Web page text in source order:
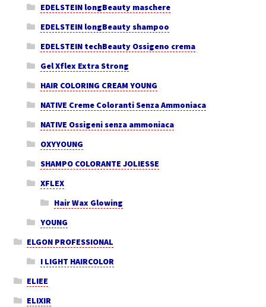
EDELSTEIN longBeauty maschere
EDELSTEIN longBeauty shampoo
EDELSTEIN techBeauty Ossigeno crema
Gel Xflex Extra Strong
HAIR COLORING CREAM YOUNG
NATIVE Creme Coloranti Senza Ammoniaca
NATIVE Ossigeni senza ammoniaca
OXYYOUNG
SHAMPO COLORANTE JOLIESSE
XFLEX
Hair Wax Glowing
YOUNG
ELGON PROFESSIONAL
I LIGHT HAIRCOLOR
ELIEE
ELIXIR